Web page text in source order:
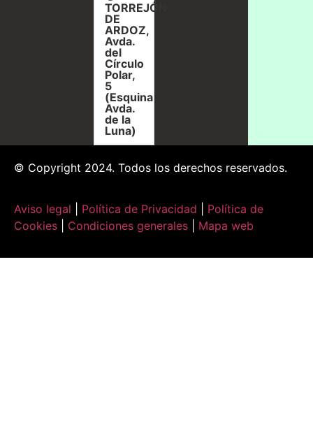
TORREJÓN
DE
ARDOZ,
Avda.
del
Círculo
Polar,
5
(Esquina
Avda.
de la
Luna)
© Copyright 2024. Todos los derechos reservados.
Aviso legal Política de Privacidad
Política de
Cookies
Condiciones generales Mapa web